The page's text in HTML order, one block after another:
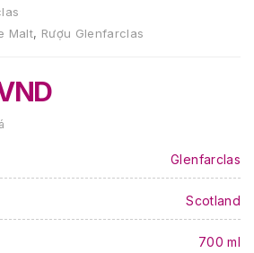
Malt, Rượu Glenfarclas
Glenfarclas
Scotland
700 ml